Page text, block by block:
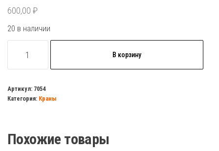
600,00 ₽
20 в наличии
товара
шаровый
3/4
прямой
В корзину
Артикул: 7054
Категория: Краны
Похожие товары